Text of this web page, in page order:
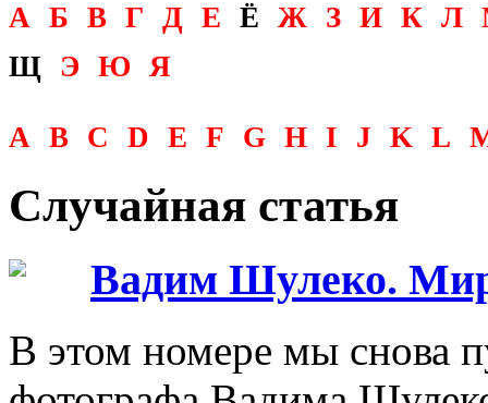
А Б В Г Д Е Ё Ж З И К Л
Щ Э Ю Я
A B C D E F G H I J K L
Случайная статья
Вадим Шулеко. Мир
В этом номере мы снова